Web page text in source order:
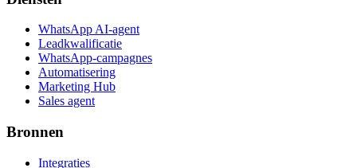
WhatsApp AI-agent
Leadkwalificatie
WhatsApp-campagnes
Automatisering
Marketing Hub
Sales agent
Bronnen
Integraties